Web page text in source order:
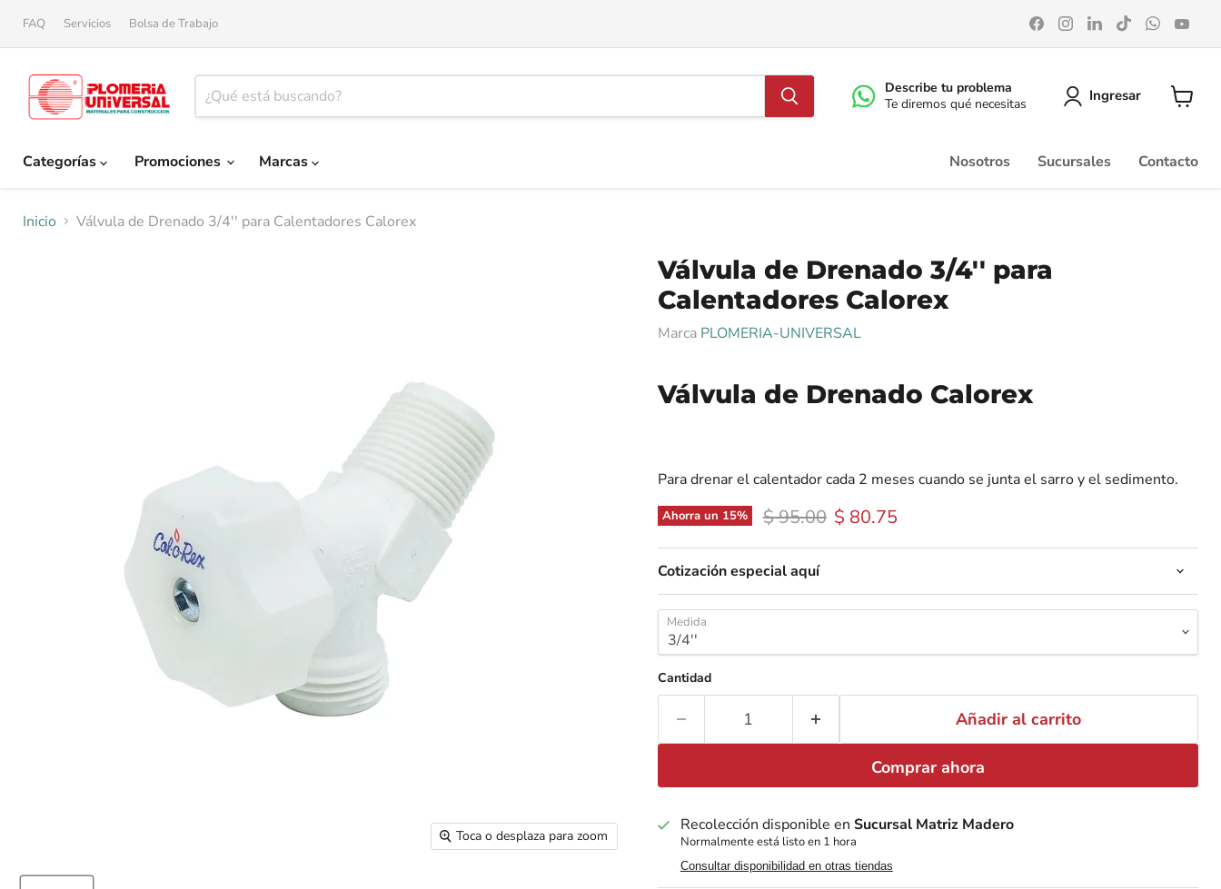
FAQ Servicios Bolsa de Trabajo
Encuéntrenos
en
Facebook
Encuéntrenos
en
Instagram
Encuéntrenos
en
LinkedIn
Encuéntrenos
en
TikTok
en
Describe tu problema
Te diremos qué necesitas
Ingresar
Categorías
Promociones Marcas Nosotros Sucursales Contacto
Inicio Válvula de Drenado 3/4'' para Calentadores Calorex
Toca o desplaza para zoom
Válvula de Drenado 3/4'' para
Calentadores Calorex
Marca PLOMERIA-UNIVERSAL
Válvula de Drenado Calorex
Para drenar el calentador cada 2 meses cuando se junta el sarro y el sedimento.
Ahorra un 15% Precio original
$ 95.00 Precio actual
$ 80.75
Cotización especial aquí
Medida
Cantidad
Añadir al carrito
Comprar ahora
Recolección disponible en Sucursal Matriz Madero
Normalmente está listo en 1 hora
Consultar disponibilidad en otras tiendas